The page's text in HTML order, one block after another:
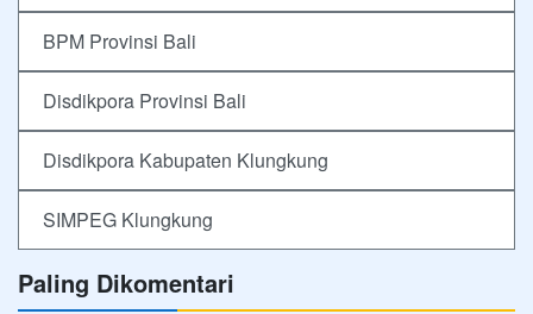
BPM Provinsi Bali
Disdikpora Provinsi Bali
Disdikpora Kabupaten Klungkung
SIMPEG Klungkung
Paling Dikomentari